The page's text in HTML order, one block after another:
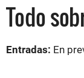
Todo
Entradas: En